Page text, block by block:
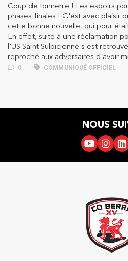
Coup de tonnerre ! Les espoirs
phases finales ! C'est avec plaisir
cette bonne nouvelle, qui pour
En effet, suite à une réclamation
l'US Saint Sulpicienne s'est
reproché aux adversaires d'avoir
0 COMMUNIQUÉ OFFICIEL
NOUS